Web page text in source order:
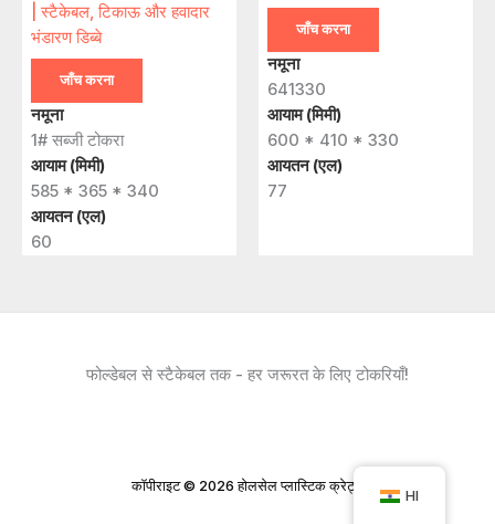
| स्टैकेबल, टिकाऊ और हवादार
भंडारण डिब्बे
जाँच करना
नमूना
1# सब्जी टोकरा
आयाम (मिमी)
585 * 365 * 340
आयतन (एल)
60
जाँच करना
नमूना
641330
आयाम (मिमी)
600 * 410 * 330
आयतन (एल)
77
फोल्डेबल से स्टैकेबल तक - हर जरूरत के लिए टोकरियाँ!
कॉपीराइट © 2026 होलसेल प्लास्टिक क्रेट्स
HI